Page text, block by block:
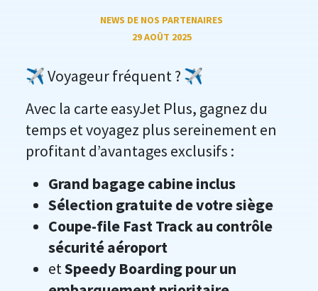
NEWS DE NOS PARTENAIRES
29 AOÛT 2025
✈️ Voyageur fréquent ? ✈️
Avec la carte easyJet Plus, gagnez du
temps et voyagez plus sereinement en
profitant d’avantages exclusifs :
Grand bagage cabine inclus
Sélection gratuite de votre siège
Coupe-file Fast Track au contrôle
sécurité aéroport
etSpeedy Boarding pour un